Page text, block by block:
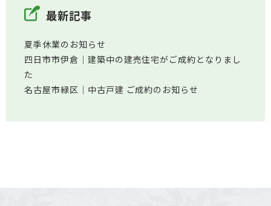
最新記事
夏季休業のお知らせ
四日市市伊倉│建築中の建売住宅がご成約となりまし
た
名古屋市緑区│中古戸建 ご成約のお知らせ